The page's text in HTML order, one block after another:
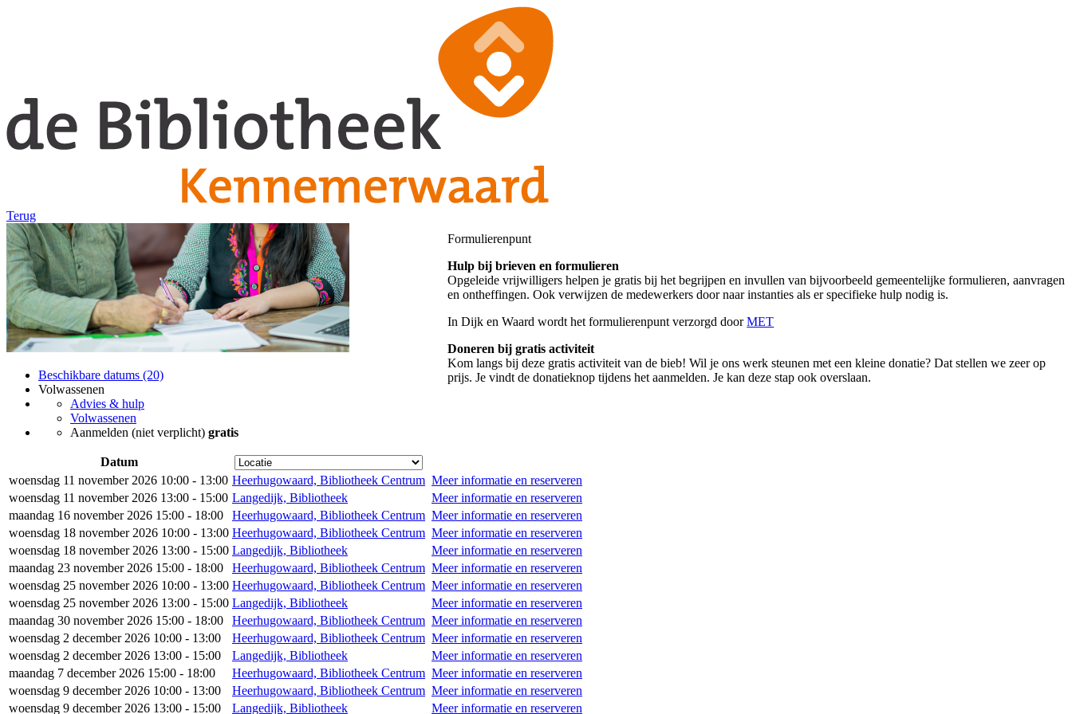
Terug
Beschikbare datums (20)
Volwassenen
Advies & hulp
Volwassenen
Aanmelden (niet verplicht) gratis
Formulierenpunt
Hulp bij brieven en formulieren
Opgeleide vrijwilligers helpen je gratis bij het begrijpen en invullen van bijvoorbeeld gemeentelijke formulieren, aanvragen
en ontheffingen. Ook verwijzen de medewerkers door naar instanties als er specifieke hulp nodig is.
In Dijk en Waard wordt het formulierenpunt verzorgd doorMET
Doneren bij gratis activiteit
Kom langs bij deze gratis activiteit van de bieb! Wil je ons werk steunen met een kleine donatie? Dat stellen we zeer op
prijs. Je vindt de donatieknop tijdens het aanmelden. Je kan deze stap ook overslaan.
Datum
woensdag 11 november 2026 10:00 - 13:00 Heerhugowaard, Bibliotheek Centrum Meer informatie en reserveren
woensdag 11 november 2026 13:00 - 15:00 Langedijk, Bibliotheek
Meer informatie en reserveren
maandag 16 november 2026 15:00 - 18:00
Heerhugowaard, Bibliotheek Centrum Meer informatie en reserveren
woensdag 18 november 2026 10:00 - 13:00 Heerhugowaard, Bibliotheek Centrum Meer informatie en reserveren
woensdag 18 november 2026 13:00 - 15:00 Langedijk, Bibliotheek
Meer informatie en reserveren
maandag 23 november 2026 15:00 - 18:00
Heerhugowaard, Bibliotheek Centrum Meer informatie en reserveren
woensdag 25 november 2026 10:00 - 13:00 Heerhugowaard, Bibliotheek Centrum Meer informatie en reserveren
woensdag 25 november 2026 13:00 - 15:00 Langedijk, Bibliotheek
Meer informatie en reserveren
maandag 30 november 2026 15:00 - 18:00
Heerhugowaard, Bibliotheek Centrum Meer informatie en reserveren
woensdag 2 december 2026 10:00 - 13:00
Heerhugowaard, Bibliotheek Centrum Meer informatie en reserveren
woensdag 2 december 2026 13:00 - 15:00
Langedijk, Bibliotheek
Meer informatie en reserveren
maandag 7 december 2026 15:00 - 18:00
Heerhugowaard, Bibliotheek Centrum Meer informatie en reserveren
woensdag 9 december 2026 10:00 - 13:00
Heerhugowaard, Bibliotheek Centrum Meer informatie en reserveren
woensdag 9 december 2026 13:00 - 15:00
Langedijk, Bibliotheek Meer informatie en reserveren